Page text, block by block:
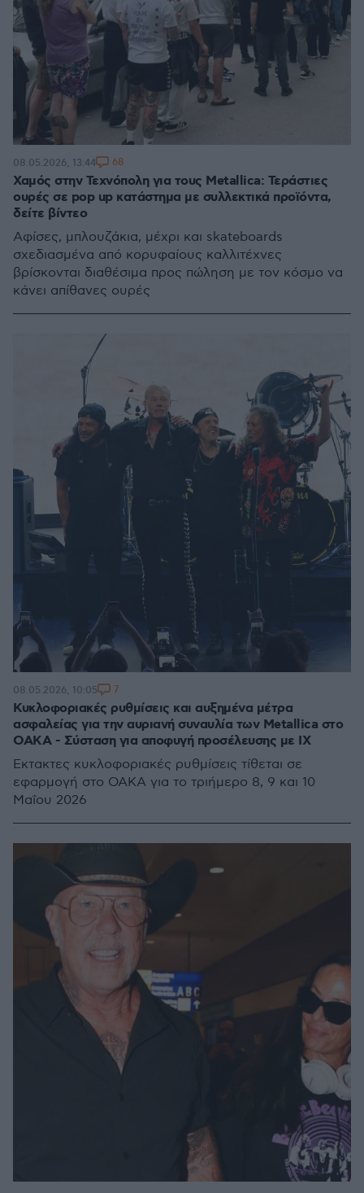
Χαμός στην Τεχνόπολη για τους Metallica: Τεράστιες
ουρές σε pop up κατάστημα με συλλεκτικά προϊόντα,
δείτε βίντεο
Αφίσες, μπλουζάκια, μέχρι και skateboards
σχεδιασμένα από κορυφαίους καλλιτέχνες
βρίσκονται διαθέσιμα προς πώληση με τον κόσμο να
κάνει απίθανες ουρές
08.05.2026, 13:44 68
Κυκλοφοριακές ρυθμίσεις και αυξημένα μέτρα
ασφαλείας για την αυριανή συναυλία των Metallica στο
ΟΑΚΑ - Σύσταση για αποφυγή προσέλευσης με ΙΧ
Έκτακτες κυκλοφοριακές ρυθμίσεις τίθεται σε
εφαρμογή στο ΟΑΚΑ για το τριήμερο 8, 9 και 10
Μαΐου 2026
08.05.2026, 10:05 7